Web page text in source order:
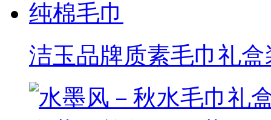
洁玉品牌质素毛巾礼